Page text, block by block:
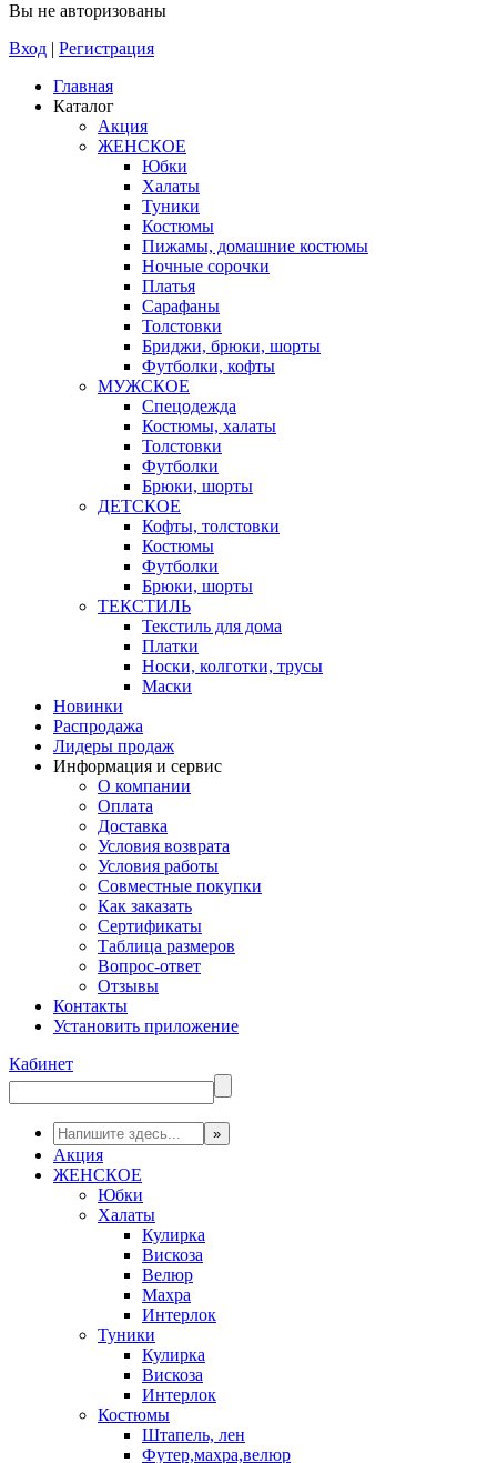
Вы не авторизованы
Вход | Регистрация
Главная
Каталог
Акция
ЖЕНСКОЕ
Юбки
Халаты
Туники
Костюмы
Пижамы, домашние костюмы
Ночные сорочки
Платья
Сарафаны
Толстовки
Бриджи, брюки, шорты
Футболки, кофты
МУЖСКОЕ
Спецодежда
Костюмы, халаты
Толстовки
Футболки
Брюки, шорты
ДЕТСКОЕ
Кофты, толстовки
Костюмы
Футболки
Брюки, шорты
ТЕКСТИЛЬ
Текстиль для дома
Платки
Носки, колготки, трусы
Маски
Новинки
Распродажа
Лидеры продаж
Информация и сервис
О компании
Оплата
Доставка
Условия возврата
Условия работы
Совместные покупки
Как заказать
Сертификаты
Таблица размеров
Вопрос-ответ
Отзывы
Контакты
Установить приложение
Кабинет
Акция
ЖЕНСКОЕ
Юбки
Халаты
Кулирка
Вискоза
Велюр
Махра
Интерлок
Туники
Кулирка
Вискоза
Интерлок
Костюмы
Штапель, лен
Футер,махра,велюр